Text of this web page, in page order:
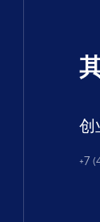
创
+7